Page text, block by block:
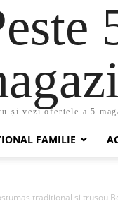
și vezi ofertele a 5
FAMILIE
traditional si trusou